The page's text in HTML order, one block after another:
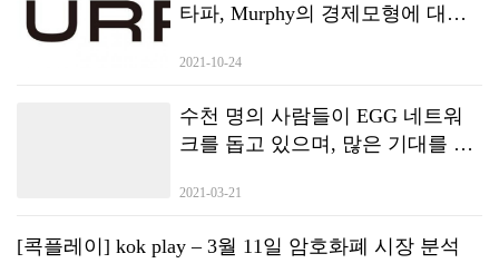
타파, Murphy의 경제모형에 대한
2021-10-24
수천 명의 사람들이 EGG 네트워
크를 돕고 있으며, 많은 기대를 모
Consensus Forum이 하이커 우에서
2021-03-21
[콕플레이] kok play – 3월 11일 암호화폐 시장 분석